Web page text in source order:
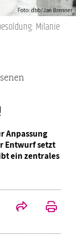
Milanie
Anpassung
Entwurf setzt
ein zentrales